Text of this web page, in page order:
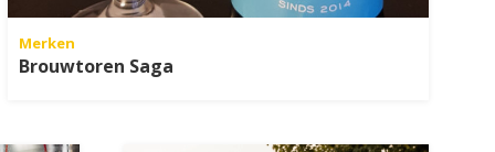
Merken
Brouwtoren Saga